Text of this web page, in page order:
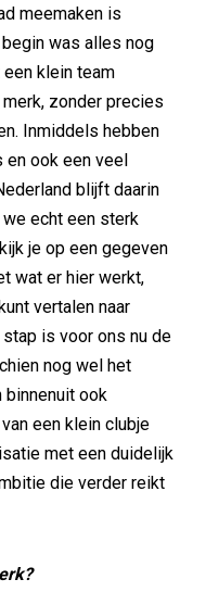
meemaken is
was alles nog
klein team
zonder precies
Inmiddels hebben
ook een veel
blijft daarin
we echt een sterk
je op een gegeven
wat er hier werkt,
vertalen naar
is voor ons nu de
nog wel het
binnenuit ook
een klein clubje
met een duidelijk
die verder reikt